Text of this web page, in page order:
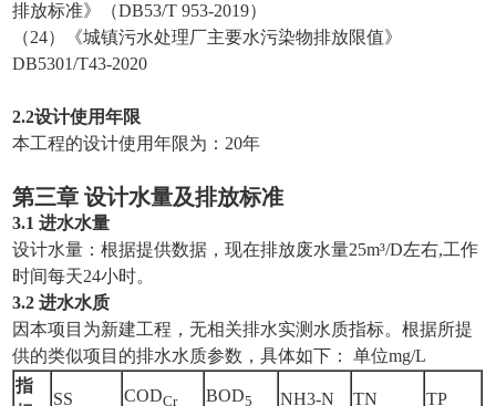
排放标准》（DB53/T 953-2019）
（24）《城镇污水处理厂主要水污染物排放限值》
DB5301/T43-2020
2.2设计使用年限
本工程的设计使用年限为：20年
第三章设计水量及排放标准
3.1进水水量
设计水量：根据提供数据，现在排放废水量25m³/D左右,工作
时间每天24小时。
3.2 进水水质
因本项目为新建工程，无相关排水实测水质指标。根据所提
供的类似项目的排水水质参数，具体如下： 单位mg/L
指
SS CODCr BOD5 NH3-N TN TP